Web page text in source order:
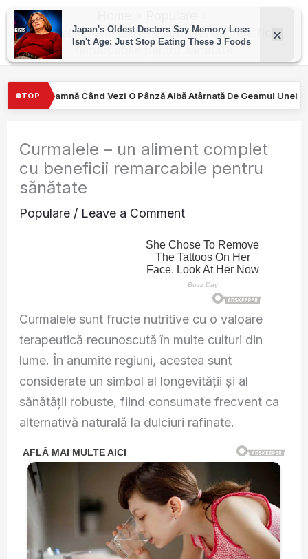
Skip
content
Curmalele – un aliment complet cu beneficii
remarcabile pentru sănătate
TOPAlbă Atârnată De Geamul Unei Mașini. Semnalul…
Curmalele – un aliment complet
cu beneficii remarcabile pentru
sănătate
Populare/ Leave a Comment
Curmalele sunt fructe nutritive cu o valoare
terapeutică recunoscută în multe culturi din
lume. În anumite regiuni, acestea sunt
considerate un simbol al longevității și al
sănătății robuste, fiind consumate frecvent ca
alternativă naturală la dulciuri rafinate.